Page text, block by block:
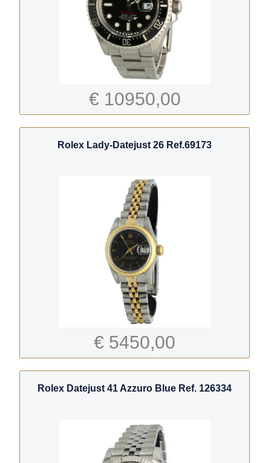
€ 10950,00
Rolex Lady-Datejust 26 Ref.69173
€ 5450,00
Rolex Datejust 41 Azzuro Blue Ref. 126334